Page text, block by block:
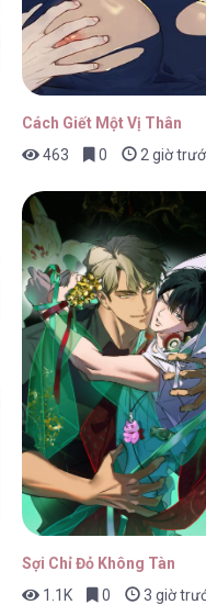
30/01/2026
30/01/2026
30/01/2026
30/01/2026
Cách Giết Một Vị Thân
463
0 2 giờ
Sợi Chỉ Đỏ Không Tàn
1.1K
0 3 giờ